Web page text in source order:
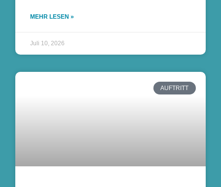
MEHR LESEN »
Juli 10, 2026
AUFTRITT